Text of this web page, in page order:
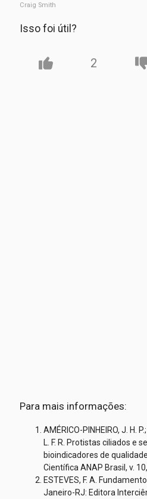
Craig Smith
Isso foi útil?
2
Para mais informações:
AMÉRICO-PINHEIRO, J. H.
L. F. R. Protistas ciliados e
bioindicadores de
Científica ANAP Brasil, v.
ESTEVES, F. A.
Janeiro-RJ: Editora